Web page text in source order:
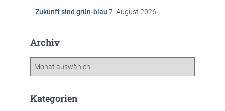
Zukunft sind grün-blau 7. August 2026
Archiv
h
Kategorien